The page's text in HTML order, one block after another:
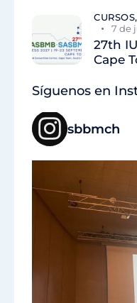
7 de
27th
Cape
Síguenos en
sbbmch